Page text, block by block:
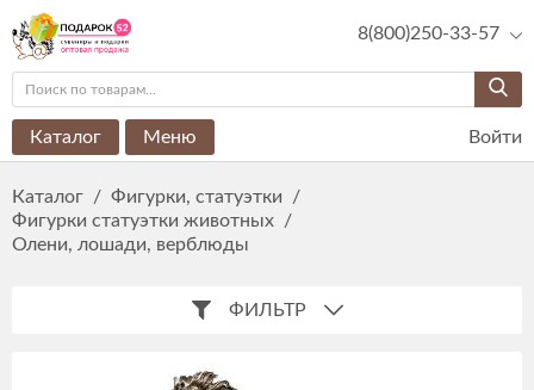
8(800)250-33-57
Каталог Меню Войти
Каталог / Фигурки, статуэтки
/
Фигурки статуэтки животных /
Олени, лошади, верблюды
ФИЛЬТР